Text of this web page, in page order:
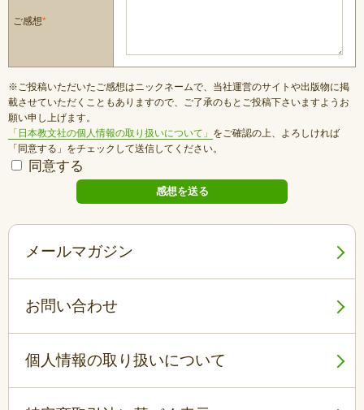
ご感想*
※ご投稿いただいたご感想はニックネームで、当社運営のサイトや出版物に掲
載させていただくこともありますので、ご了承のもとご投稿下さいますようお
願い申し上げます。
「日本教文社の個人情報の取り扱いについて」 をご確認の上、よろしければ
「同意する」をチェックして送信してください。
同意する
メールマガジン
お問い合わせ
個人情報の取り扱いについて